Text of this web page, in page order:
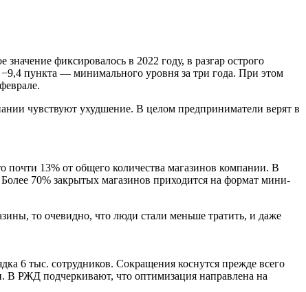
фиксировалось в 2022 году, в разгар острого
пункта — минимального уровня за три года. При этом
чувствуют ухудшение. В целом предприниматели верят в
13% от общего количества магазинов компании. В
70% закрытых магазинов приходится на формат мини-
то очевидно, что люди стали меньше тратить, и даже
6 тыс. сотрудников. Сокращения коснутся прежде всего
В РЖД подчеркивают, что оптимизация направлена на